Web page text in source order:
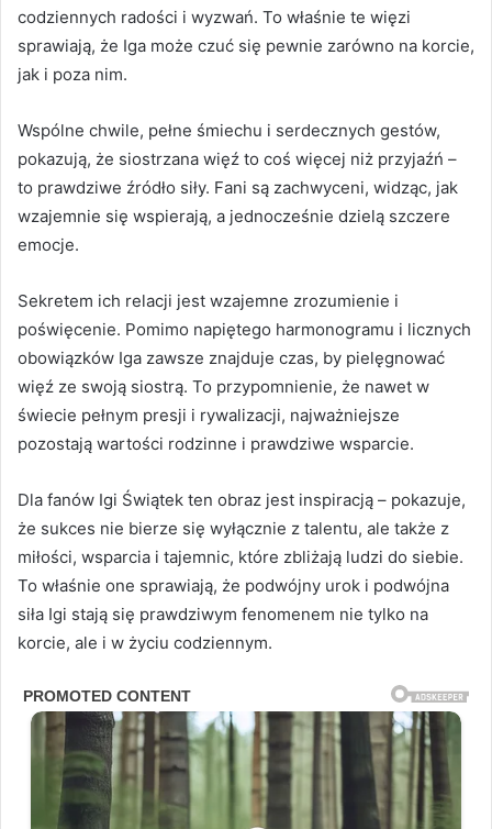
codziennych radości i wyzwań. To właśnie te więzi
sprawiają, że Iga może czuć się pewnie zarówno na korcie,
jak i poza nim.
Wspólne chwile, pełne śmiechu i serdecznych gestów,
pokazują, że siostrzana więź to coś więcej niż przyjaźń –
to prawdziwe źródło siły. Fani są zachwyceni, widząc, jak
wzajemnie się wspierają, a jednocześnie dzielą szczere
emocje.
Sekretem ich relacji jest wzajemne zrozumienie i
poświęcenie. Pomimo napiętego harmonogramu i licznych
obowiązków Iga zawsze znajduje czas, by pielęgnować
więź ze swoją siostrą. To przypomnienie, że nawet w
świecie pełnym presji i rywalizacji, najważniejsze
pozostają wartości rodzinne i prawdziwe wsparcie.
Dla fanów Igi Świątek ten obraz jest inspiracją – pokazuje,
że sukces nie bierze się wyłącznie z talentu, ale także z
miłości, wsparcia i tajemnic, które zbliżają ludzi do siebie.
To właśnie one sprawiają, że podwójny urok i podwójna
siła Igi stają się prawdziwym fenomenem nie tylko na
korcie, ale i w życiu codziennym.